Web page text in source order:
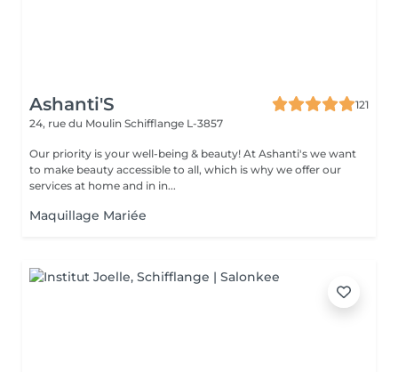
Ashanti'S
121
24, rue du Moulin Schifflange L-3857
Our priority is your well-being & beauty! At Ashanti's we want
to make beauty accessible to all, which is why we offer our
services at home and in in...
Maquillage Mariée